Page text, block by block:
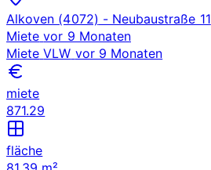
Alkoven (4072) - Neubaustraße 11
Miete vor 9 Monaten
Miete VLW vor 9 Monaten
miete
871.29
fläche